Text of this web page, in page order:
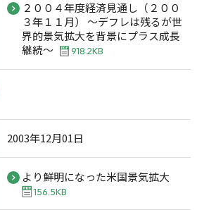
２００４年度経済見通し（２００
３年１１月） ～デフレは残るが世
界的景気拡大を背景にプラス成長
継続～
918.2KB
2003年12月01日
より鮮明になった米国景気拡大
156.5KB